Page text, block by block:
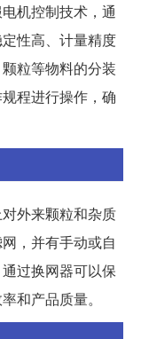
机控制技术，通
性高、计量精度
粒等物料的分装
程进行操作，确
外来颗粒和杂质
，并有手动或自
过换网器可以保
和产品质量。